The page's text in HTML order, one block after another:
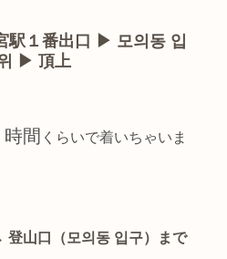
駅１番出口 ▶︎ 모의동 입
▶︎ 頂上
時間 くらいで着いちゃいま
山口（모의동 입구）まで